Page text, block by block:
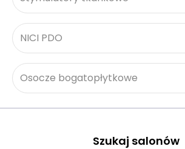
NICI PDO
Osocze bogatopłytkowe
Szukaj salonów